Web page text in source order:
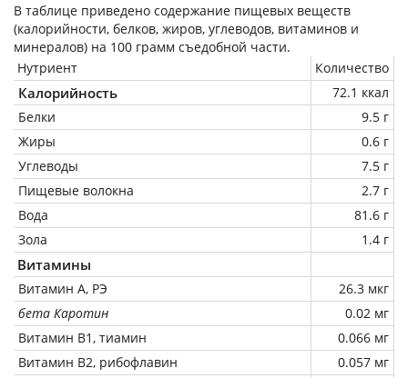
В таблице приведено содержание пищевых веществ
(калорийности, белков, жиров, углеводов, витаминов и
минералов) на 100 грамм съедобной части.
Нутриент
Количество
Калорийность
72.1 ккал
Белки
9.5 г
Жиры
0.6 г
Углеводы
7.5 г
Пищевые волокна
2.7 г
Вода
81.6 г
Зола
1.4 г
Витамины
Витамин А, РЭ
26.3 мкг
бета Каротин
0.02 мг
Витамин В1, тиамин
0.066 мг
Витамин В2, рибофлавин
0.057 мг